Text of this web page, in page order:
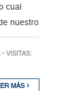
cual
nuestro
• VISITAS:
MÁS